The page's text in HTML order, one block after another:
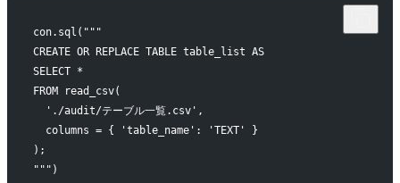
con.sql("""
CREATE OR REPLACE TABLE table_list AS
SELECT *
FROM read_csv(
  './audit/テーブル一覧.csv',
  columns = { 'table_name': 'TEXT' }
);
""")